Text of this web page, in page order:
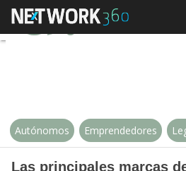
Las
Autónomos Emprendedores
Las principales marcas